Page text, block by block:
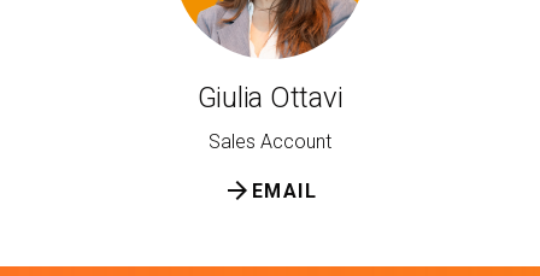
Giulia Ottavi
Sales Account
EMAIL
arrow_forward